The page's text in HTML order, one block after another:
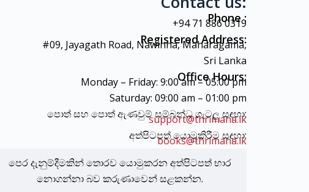
Phone :
+94 71 886 0319
Registered Address:
#09, Jayagath Road, Nawinna, Maharagama,
Sri Lanka
Office Hours:
Monday – Friday: 9:00 am – 05:00 pm
Saturday: 09:00 am – 01:00 pm
පොත් සහ පොත් ඇණවුම් සම්බන්ධ ගැටලු සඳහා:
support@thrimana.lk
අත්පිටපත් යොමුකිරීම සඳහා:
books@thrimana.lk
පෙර දැනුම්දීමකින් තොරව යොමුකරන අත්පිටපත් භාර
නොගන්නා බව කරුණාවෙන් සළකන්න.